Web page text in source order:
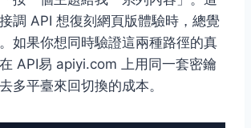
調 API 想復刻網頁版體驗時，總覺
如果你想同時驗證這兩種路徑的真
API易 apiyi.com 上用同一套密鑰
多平臺來回切換的成本。